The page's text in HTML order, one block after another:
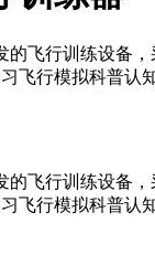
的飞行训练设
飞行模拟科普
的飞行训练设
飞行模拟科普